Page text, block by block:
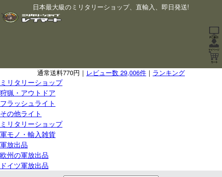
日本最大級のミリタリーショップ、直輸入、即日発送!
通常送料770円｜ レビュー数 29,006件 ｜ ランキング
ミリタリーショップ
狩猟・アウトドア
フラッシュライト
その他ライト
ミリタリーショップ
軍モノ・輸入雑貨
軍放出品
欧州の軍放出品
ドイツ軍放出品